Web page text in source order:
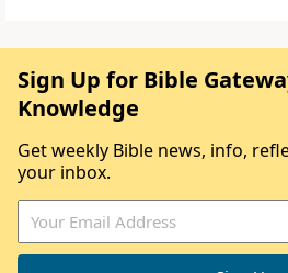
Sign Up for Bible
Knowledge
Get weekly Bible news, info,
your inbox.